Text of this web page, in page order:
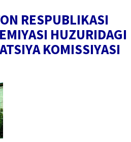
RESPUBLIKASI
HUZURIDAGI
KOMISSIYASI